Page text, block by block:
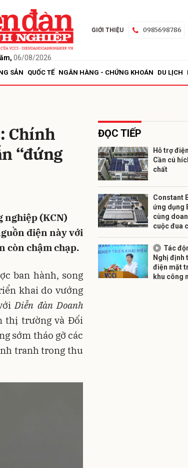
06/08/2026
GIỚI THIỆU 0985698786
SẢN QUỐC TẾ NGÂN HÀNG - CHỨNG KHOÁN DU LỊCH
Chính
“đứng
nghiệp (KCN)
điện này với
còn chậm chạp.
ban hành, song
khai do vướng
Diễn đàn Doanh
thị trường và Đối
sớm tháo gỡ các
tranh trong thu
ĐỌC TIẾP
Hỗ trợ
Cần cú
chất
Constant
ứng dụng
cùng
cuộc đua
Tác
Nghị định
điện mặt
khu công
Gửi